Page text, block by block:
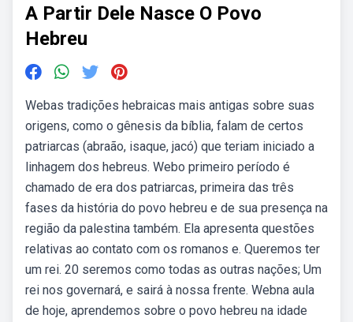
A Partir Dele Nasce O Povo
Hebreu
Webas tradições hebraicas mais antigas sobre suas
origens, como o gênesis da bíblia, falam de certos
patriarcas (abraão, isaque, jacó) que teriam iniciado a
linhagem dos hebreus. Webo primeiro período é
chamado de era dos patriarcas, primeira das três
fases da história do povo hebreu e de sua presença na
região da palestina também. Ela apresenta questões
relativas ao contato com os romanos e. Queremos ter
um rei. 20 seremos como todas as outras nações; Um
rei nos governará, e sairá à nossa frente. Webna aula
de hoje, aprendemos sobre o povo hebreu na idade